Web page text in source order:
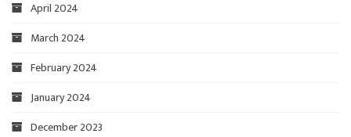
April 2024
March 2024
February 2024
January 2024
December 2023